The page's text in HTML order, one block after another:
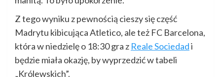
Z tego wyniku z pewnością cieszy się część
Madrytu kibicująca Atletico, ale też FC Barcelona,
która w niedzielę o 18:30 gra z Reale Sociedadi
będzie miała okazję, by wyprzedzić w tabeli
„Królewskich”.